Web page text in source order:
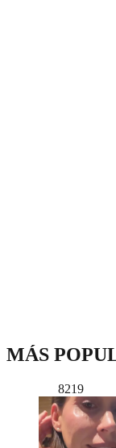
MÁS
8219